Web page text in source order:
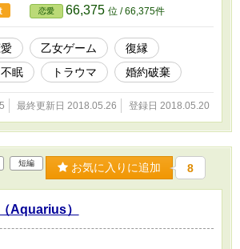
恋愛 66,375 位 / 66,375件
乙女ゲーム
復縁
不眠 トラウマ 婚約破棄
最終更新日 2018.05.26 登録日 2018.05.20
短編 お気に入りに追加 8
Aquarius）